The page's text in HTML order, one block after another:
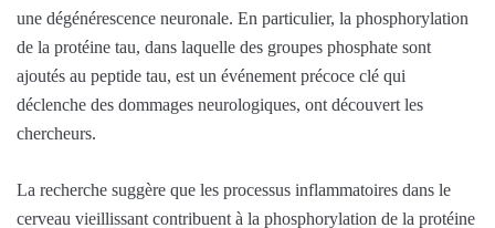
une dégénérescence neuronale. En particulier, la phosphorylation
de la protéine tau, dans laquelle des groupes phosphate sont
ajoutés au peptide tau, est un événement précoce clé qui
déclenche des dommages neurologiques, ont découvert les
chercheurs.
La recherche suggère que les processus inflammatoires dans le
cerveau vieillissant contribuent à la phosphorylation de la protéine